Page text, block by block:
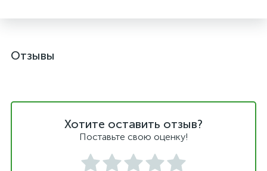
Отзывы
Хотите оставить отзыв?
Поставьте свою оценку!